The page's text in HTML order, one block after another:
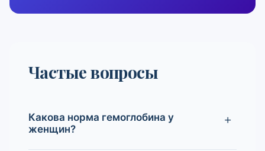
Частые вопросы
Какова норма гемоглобина у
женщин?